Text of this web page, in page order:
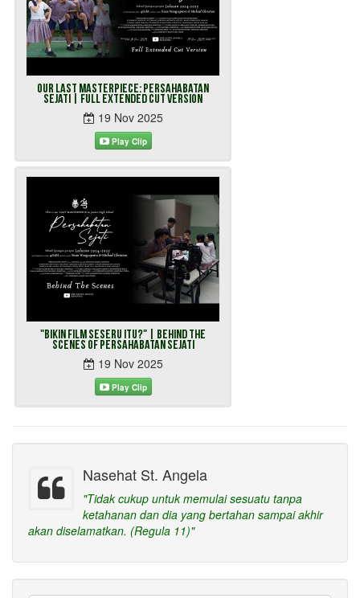
Our Last Masterpiece: Persahabatan
Sejati | Full Extended Cut Version
19 Nov 2025
Play Clip
"Bikin Film Seseru Itu?" | Behind The
Scenes of Persahabatan Sejati
19 Nov 2025
Play Clip
Nasehat St. Angela
"Tidak cukup untuk memulai sesuatu tanpa
ketahanan dan dia yang bertahan sampai akhir
akan diselamatkan. (Regula 11)"